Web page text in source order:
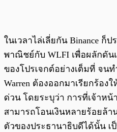
ในเวลาไล่เลี่ยกัน Binance ก็
พาณิชย์กับ WLFI เพื่อผลักดันเ
ของโปรเจกต์อย่างเต็มที่ จน
Warren ต้องออกมาเรียกร้อง
ด่วน โดยระบุว่า การที่เจ้าห
สามารถโอนเงินหลายร้อยล้
ตัวของประธานาธิบดีได้นั้น เ